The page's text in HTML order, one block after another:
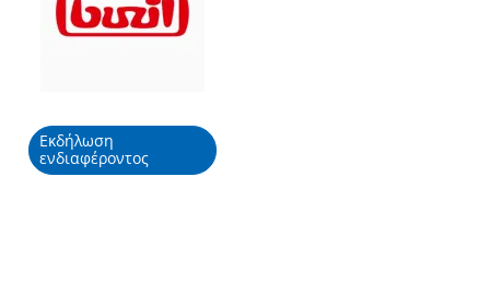
Εκδήλωση
ενδιαφέροντος